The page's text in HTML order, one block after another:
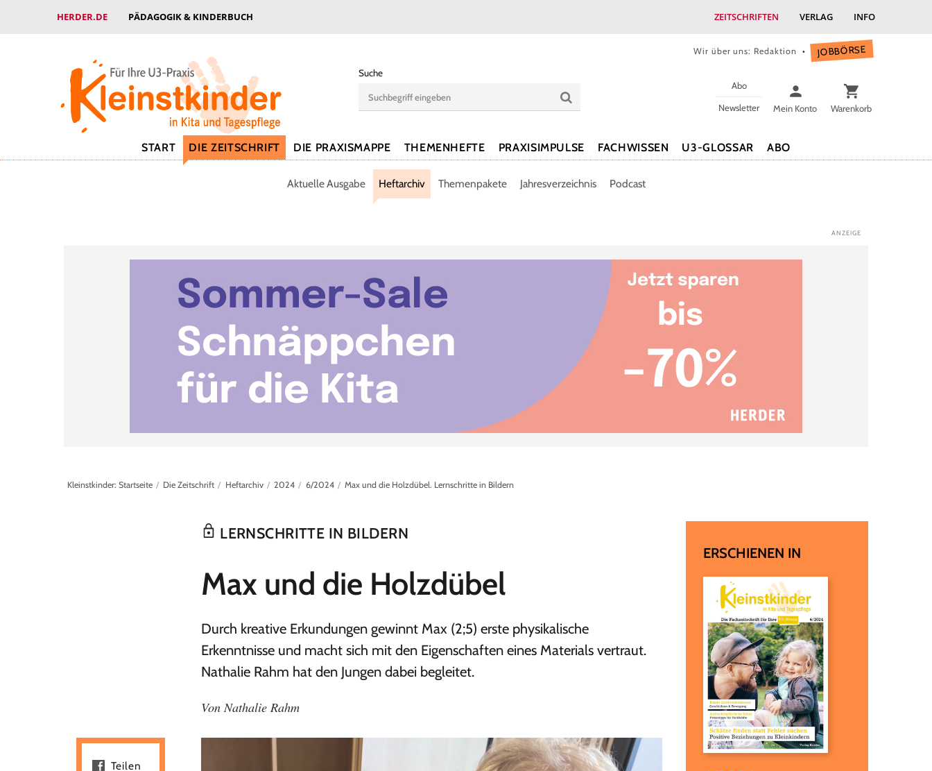
HERDER.DE PÄDAGOGIK & KINDERBUCH ZEITSCHRIFTEN VERLAG INFO
Wir über uns: Redaktion JOBBÖRSE
Suche
Abo
Newsletter
Mein Konto Warenkorb
START DIE ZEITSCHRIFT DIE PRAXISMAPPE THEMENHEFTE PRAXISIMPULSE FACHWISSEN U3-GLOSSAR ABO
Aktuelle Ausgabe Heftarchiv Themenpakete Jahresverzeichnis Podcast
Kleinstkinder: Startseite Die Zeitschrift Heftarchiv 2024 6/2024 Max und die Holzdübel. Lernschritte in Bildern
LERNSCHRITTE IN BILDERN
:
Max und die Holzdübel
Durch kreative Erkundungen gewinnt Max (2;5) erste physikalische
Erkenntnisse und macht sich mit den Eigenschaften eines Materials vertraut.
Nathalie Rahm hat den Jungen dabei begleitet.
VonNathalie Rahm
Teilen
ERSCHIENEN IN